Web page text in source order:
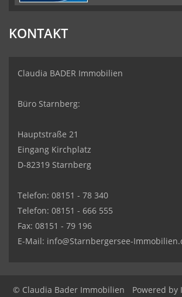
KONTAKT
Claudia BADER Immobilien
Büro Starnberg:
Hauptstraße 21
Eingang Kirchplatz
D-82319 Starnberg
Telefon: 08151 - 78 340
Telefon: 08151 - 666 555
Fax: 08151 - 79 196
E-Mail: info@Starnbergersee-
© Claudia Bader Immobilien Powered by